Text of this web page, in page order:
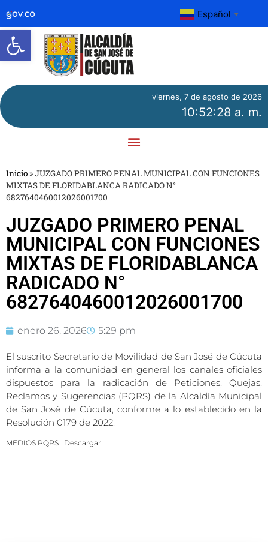
Abrir barra de herramientas
Español ▼
viernes, 7 de agosto de 2026
10:52:28 a. m.
Inicio »JUZGADO PRIMERO PENAL MUNICIPAL CON FUNCIONES
MIXTAS DE FLORIDABLANCA RADICADO N°
6827640460012026001700
JUZGADO PRIMERO PENAL
MUNICIPAL CON FUNCIONES
MIXTAS DE FLORIDABLANCA
RADICADO N°
6827640460012026001700
enero 26, 2026 5:29 pm
El suscrito Secretario de Movilidad de San José de Cúcuta
informa a la comunidad en general los canales oficiales
dispuestos para la radicación de Peticiones, Quejas,
Reclamos y Sugerencias (PQRS) de la Alcaldía Municipal
de San José de Cúcuta, conforme a lo establecido en la
Resolución 0179 de 2022.
MEDIOS PQRS Descargar